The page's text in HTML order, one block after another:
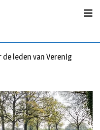
leden van Vereniging 55+